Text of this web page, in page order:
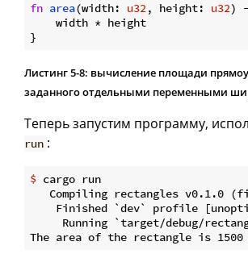
fn area(width: u32, height: u32)
    width * height
Листинг 5-8: вычисление площади
заданного отдельными переменными
Теперь запустим программу,
run :
$ cargo run
Compiling rectangles v0.1.0
Finished `dev` profile
Running `target/debug/